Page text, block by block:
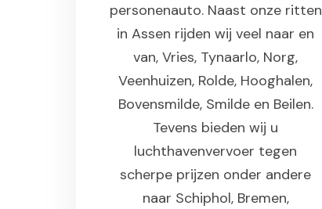
personenauto. Naast onze ritten
in Assen rijden wij veel naar en
van, Vries, Tynaarlo, Norg,
Veenhuizen, Rolde, Hooghalen,
Bovensmilde, Smilde en Beilen.
Tevens bieden wij u
luchthavenvervoer tegen
scherpe prijzen onder andere
naar Schiphol, Bremen,